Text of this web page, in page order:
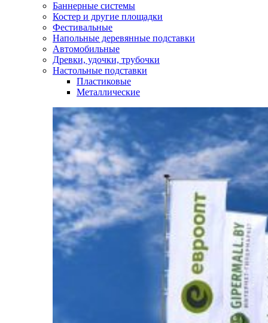
Баннерные системы
Костер и другие площадки
Фестивальные
Напольные деревянные подставки
Автомобильные
Древки, удочки, трубочки
Настольные подставки
Пластиковые
Металлические